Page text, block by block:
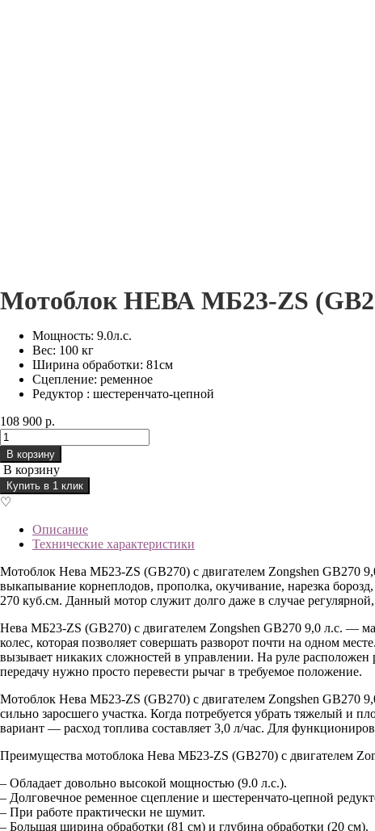
Мотоблок НЕВА МБ23-ZS
Мощность: 9.0л.с.
Вес: 100 кг
Ширина обработки: 81см
Сцепление: ременное
Редуктор : шестеренчато-цепной
108 900 р.
В корзину
В корзину
Купить в 1 клик
♡
Описание
Технические характеристики
Мотоблок Нева МБ23-ZS (GB270) с двигателем Zongshen GB270
выкапывание корнеплодов, прополка, окучивание, нарезка
270 куб.см. Данный мотор служит долго даже в случае
Нева МБ23-ZS (GB270) с двигателем Zongshen GB270 9,0 л.с. —
колес, которая позволяет совершать разворот почти на одном
вызывает никаких сложностей в управлении. На руле
передачу нужно просто перевести рычаг в требуемое положение.
Мотоблок Нева МБ23-ZS (GB270) с двигателем Zongshen GB270
сильно заросшего участка. Когда потребуется убрать тяжелый
вариант — расход топлива составляет 3,0 л/час. Для
Преимущества мотоблока Нева МБ23-ZS (GB270) с двигателем
– Обладает довольно высокой мощностью (9.0 л.с.).
– Долговечное ременное сцепление и шестеренчато-цепной
– При работе практически не шумит.
– Большая ширина обработки (81 см) и глубина обработки (20 см).